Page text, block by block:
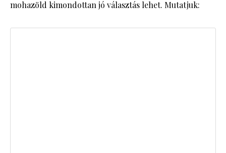
mohazöld kimondottan jó választás lehet. Mutatjuk: